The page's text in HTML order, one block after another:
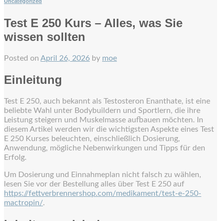
Test E 250 Kurs – Alles, was Sie
wissen sollten
Posted on April 26, 2026 by moe
Einleitung
Test E 250, auch bekannt als Testosteron Enanthate, ist eine
beliebte Wahl unter Bodybuildern und Sportlern, die ihre
Leistung steigern und Muskelmasse aufbauen möchten. In
diesem Artikel werden wir die wichtigsten Aspekte eines Test
E 250 Kurses beleuchten, einschließlich Dosierung,
Anwendung, mögliche Nebenwirkungen und Tipps für den
Erfolg.
Um Dosierung und Einnahmeplan nicht falsch zu wählen,
lesen Sie vor der Bestellung alles über Test E 250 auf
https://fettverbrennershop.com/medikament/test-e-250-
mactropin/.